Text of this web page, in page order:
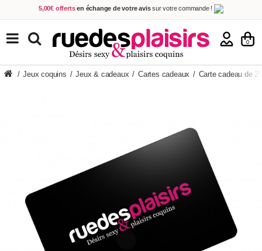
5,00€ offerts en échange de votre avissur votre commande !
Achetez aujourd'hui. Décidez quand payer !
Livraison en 48h
au prix de 2,90 € ! (Offerte dès 69,00€ d'achat)
0
TOUS NOS PRODUITS
/ Jeux coquins / Jeux & cadeaux / Cartes cadeaux / Carte cadeau de